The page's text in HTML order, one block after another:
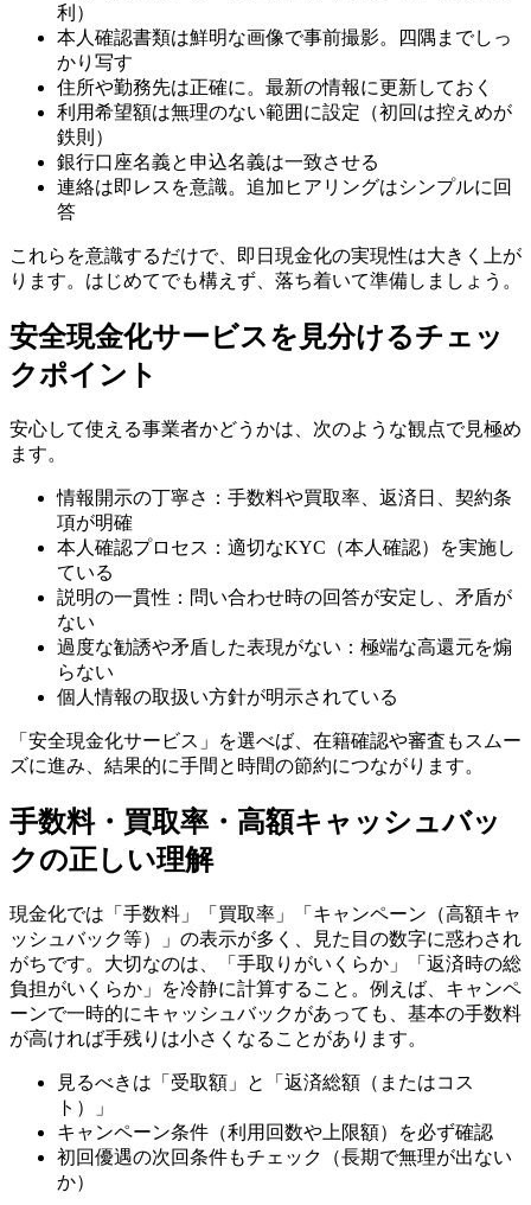
利）
本人確認書類は鮮明な画像で事前撮影。四隅までしっ
かり写す
住所や勤務先は正確に。最新の情報に更新しておく
利用希望額は無理のない範囲に設定（初回は控えめが
鉄則）
銀行口座名義と申込名義は一致させる
連絡は即レスを意識。追加ヒアリングはシンプルに回
答
これらを意識するだけで、即日現金化の実現性は大きく上が
ります。はじめてでも構えず、落ち着いて準備しましょう。
安全現金化サービスを見分けるチェッ
クポイント
安心して使える事業者かどうかは、次のような観点で見極め
ます。
情報開示の丁寧さ：手数料や買取率、返済日、契約条
項が明確
本人確認プロセス：適切なKYC（本人確認）を実施し
ている
説明の一貫性：問い合わせ時の回答が安定し、矛盾が
ない
過度な勧誘や矛盾した表現がない：極端な高還元を煽
らない
個人情報の取扱い方針が明示されている
「安全現金化サービス」を選べば、在籍確認や審査もスムー
ズに進み、結果的に手間と時間の節約につながります。
手数料・買取率・高額キャッシュバッ
クの正しい理解
現金化では「手数料」「買取率」「キャンペーン（高額キャ
ッシュバック等）」の表示が多く、見た目の数字に惑わされ
がちです。大切なのは、「手取りがいくらか」「返済時の総
負担がいくらか」を冷静に計算すること。例えば、キャンペ
ーンで一時的にキャッシュバックがあっても、基本の手数料
が高ければ手残りは小さくなることがあります。
見るべきは「受取額」と「返済総額（またはコス
ト）」
キャンペーン条件（利用回数や上限額）を必ず確認
初回優遇の次回条件もチェック（長期で無理が出ない
か）